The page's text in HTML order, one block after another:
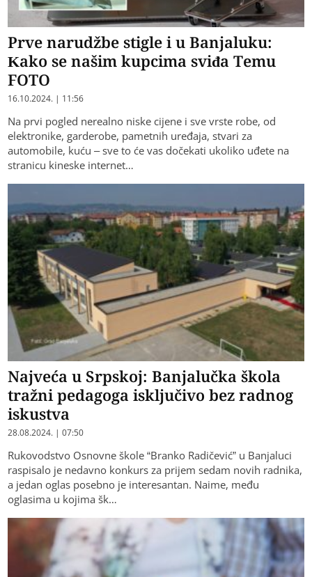
Prve narudžbe stigle i u Banjaluku:
Kako se našim kupcima sviđa Temu
FOTO
16.10.2024. | 11:56
Na prvi pogled nerealno niske cijene i sve vrste robe, od
elektronike, garderobe, pametnih uređaja, stvari za
automobile, kuću – sve to će vas dočekati ukoliko uđete na
stranicu kineske internet…
Najveća u Srpskoj: Banjalučka škola
tražni pedagoga isključivo bez radnog
iskustva
28.08.2024. | 07:50
Rukovodstvo Osnovne škole “Branko Radičević” u Banjaluci
raspisalo je nedavno konkurs za prijem sedam novih radnika,
a jedan oglas posebno je interesantan. Naime, među
oglasima u kojima šk…